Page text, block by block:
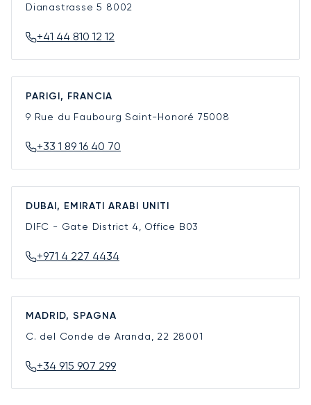
Dianastrasse 5 8002
+41 44 810 12 12
PARIGI, FRANCIA
9 Rue du Faubourg Saint-Honoré 75008
+33 1 89 16 40 70
DUBAI, EMIRATI ARABI UNITI
DIFC - Gate District 4, Office B03
+971 4 227 4434
MADRID, SPAGNA
C. del Conde de Aranda, 22 28001
+34 915 907 299